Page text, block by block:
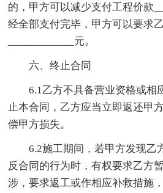
的，甲方可以减少支付工程价款
经全部支付完毕，甲方可以要求
____________元。
六、终止合同
6.1乙方不具备营业资格或相
止本合同，乙方应当立即返还甲
偿甲方损失。
6.2施工期间，若甲方发现乙
反合同的行为时，有权要求乙方
涉，要求返工或作相应补救措施